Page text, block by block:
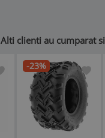
Alti clienti au cumparat si
-23%